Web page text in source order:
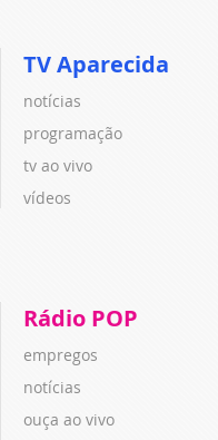
TV Aparecida
notícias
programação
tv ao vivo
vídeos
Rádio POP
empregos
notícias
ouça ao vivo